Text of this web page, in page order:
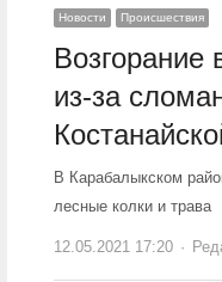
Новости Происшествия
Возгорание
из-за
В Карабалыкском
лесные колки и трава
12.05.2021 17:20